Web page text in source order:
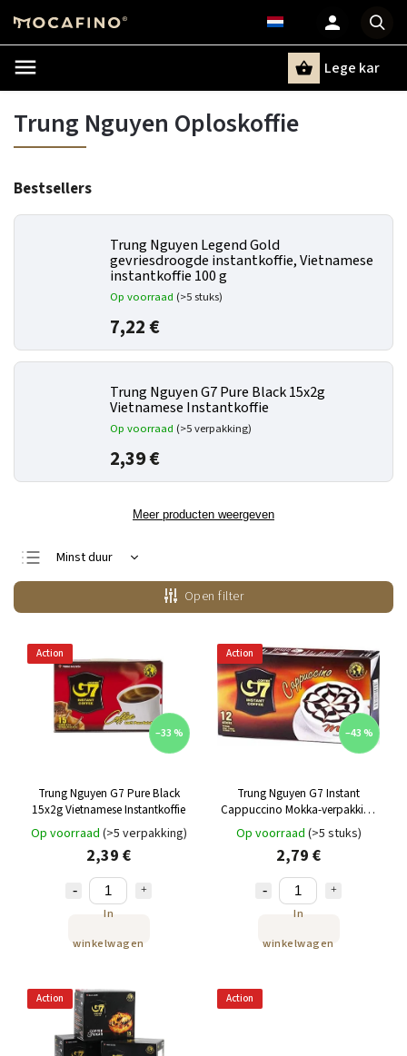
Lege kar
Trung Nguyen Oploskoffie
Bestsellers
Trung Nguyen Legend Gold
gevriesdroogde instantkoffie, Vietnamese
instantkoffie 100 g
Op voorraad (>5 stuks)
7,22 €
Trung Nguyen G7 Pure Black 15x2g
Vietnamese Instantkoffie
Op voorraad (>5 verpakking)
2,39 €
Meer producten weergeven
Minst duur
Duurste
Bestsellers
Alfabetisch
Open filter
Action
–33 %
Trung Nguyen G7 Pure Black
15x2g Vietnamese Instantkoffie
Op voorraad (>5 verpakking)
2,39 €
In
winkelwagen
Action
–43 %
Trung Nguyen G7 Instant
Cappuccino Mokka-verpakking
12 x 18 g
Op voorraad (>5 stuks)
2,79 €
In
winkelwagen
Action Action